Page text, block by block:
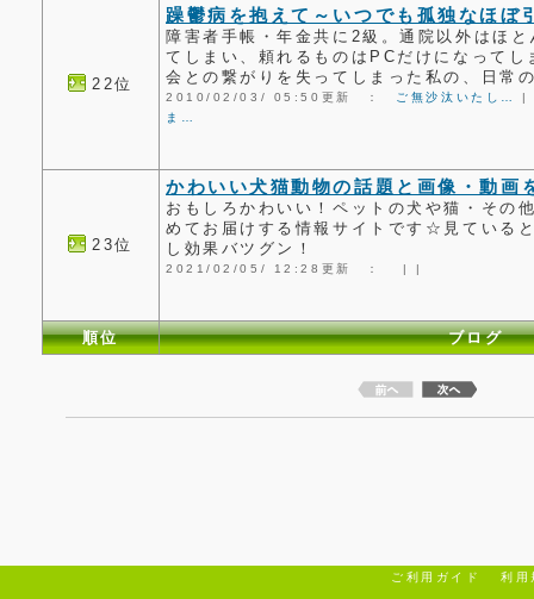
22位
躁鬱病を抱えて～いつでも孤独なほぼ
障害者手帳・年金共に2級。通院以外はほ
てしまい、頼れるものはPCだけになって
会との繋がりを失ってしまった私の、日常
2010/02/03/ 05:50更新 ： ご無沙汰いたし…
ま…
23位
かわいい犬猫動物の話題と画像・動画
おもしろかわいい！ペットの犬や猫・その
めてお届けする情報サイトです☆見ている
し効果バツグン！
2021/02/05/ 12:28更新 ： | |
順位 ブログ
ご利用ガイド 利用